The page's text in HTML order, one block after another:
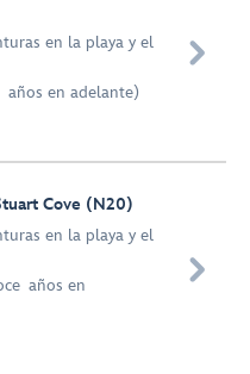
en la playa y el
años en adelante)

Cove (N20)
en la playa y el
años en
